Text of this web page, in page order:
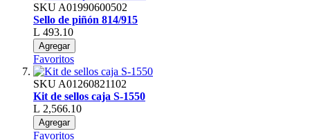
SKU A01990600502
Sello de piñón 814/915
L 493.10
Agregar
Favoritos
SKU A01260821102
Kit de sellos caja S-1550
L 2,566.10
Agregar
Favoritos